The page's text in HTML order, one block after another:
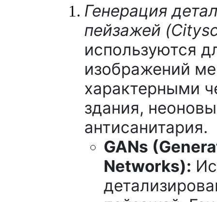
Генерация
пейзажей
используются
изображений
характерными
здания,
антисанитария.
GANs
Networks):